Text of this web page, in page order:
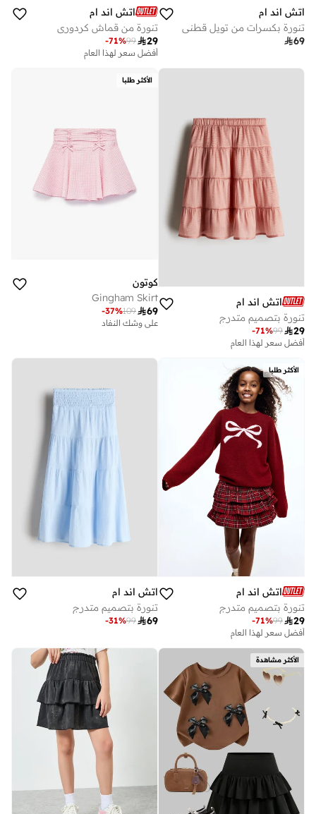
اتش اند ام
تنورة بكسرات من تويل قطني
69
اتش اند ام
تنورة من قماش كردوري
29
99
-71%
أفضل سعر لهذا العام
اتش اند ام
تنورة بتصميم متدرج
29
99
-71%
أفضل سعر لهذا العام
الأكثر طلبا
كوتون
Gingham Skirt
69
109
-37%
على وشك النفاد
الأكثر طلبا
اتش اند ام
تنورة بتصميم متدرج
29
99
-71%
أفضل سعر لهذا العام
اتش اند ام
تنورة بتصميم متدرج
69
99
-31%
الأكثر مشاهدة